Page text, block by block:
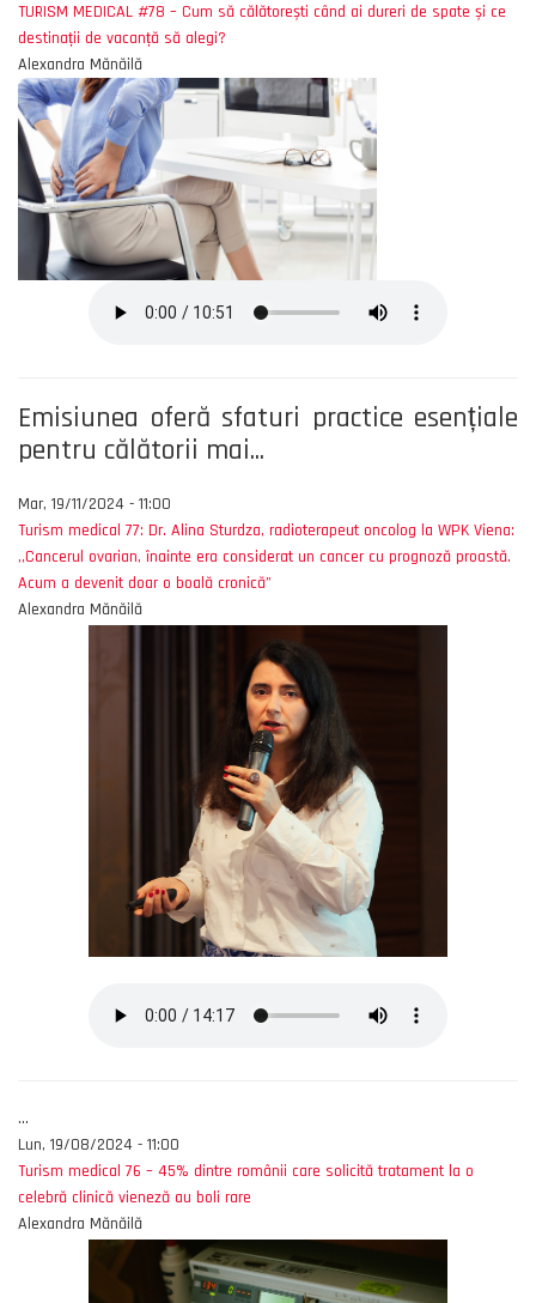
TURISM MEDICAL #78 – Cum să călătorești când ai dureri de spate și ce
destinații de vacanță să alegi?
Alexandra Mănăilă
Emisiunea oferă sfaturi practice esențiale
pentru călătorii mai...
Mar, 19/11/2024 - 11:00
Turism medical 77: Dr. Alina Sturdza, radioterapeut oncolog la WPK Viena:
,,Cancerul ovarian, înainte era considerat un cancer cu prognoză proastă.
Acum a devenit doar o boală cronică”
Alexandra Mănăilă
...
Lun, 19/08/2024 - 11:00
Turism medical 76 – 45% dintre românii care solicită tratament la o
celebră clinică vieneză au boli rare
Alexandra Mănăilă